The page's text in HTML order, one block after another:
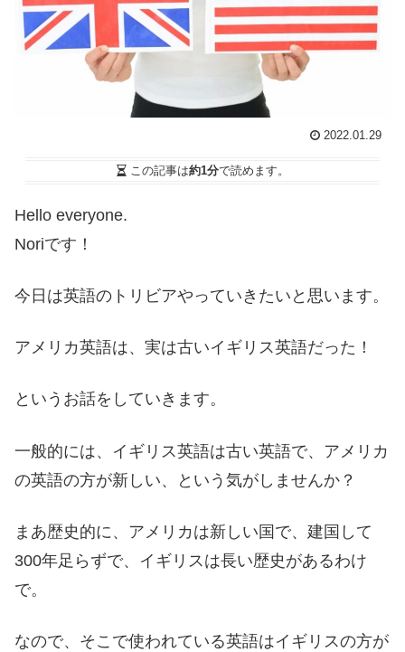
2022.01.29
この記事は約1分で読めます。
Hello everyone.
Noriです！
今日は英語のトリビアやっていきたいと思います。
アメリカ英語は、実は古いイギリス英語だった！
というお話をしていきます。
一般的には、イギリス英語は古い英語で、アメリカ
の英語の方が新しい、という気がしませんか？
まあ歴史的に、アメリカは新しい国で、建国して
300年足らずで、イギリスは長い歴史があるわけ
で。
なので、そこで使われている英語はイギリスの方が